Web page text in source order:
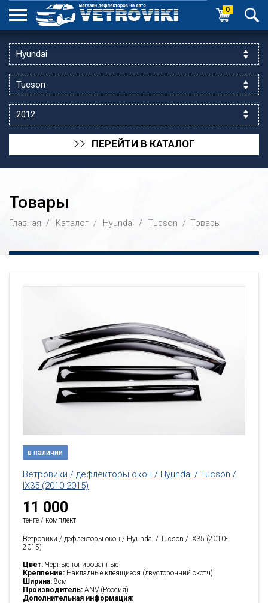
0
>> ПЕРЕЙТИ В КАТАЛОГ
Товары
Главная Каталог Hyundai Tucson Товары
в наличии
Ветровики / дефлекторы окон / Hyundai / Tucson /
IX35 (2010-2015)
11 000
тенге / комплект
Ветровики / дефлекторы окон / Hyundai / Tucson / IX35 (2010-
2015)
Цвет: Черные тонированные
Крепление: Накладные клеящиеся (двусторонний скотч)
Ширина: 8см
Производитель: ANV (Россия)
Дополнительная информация: